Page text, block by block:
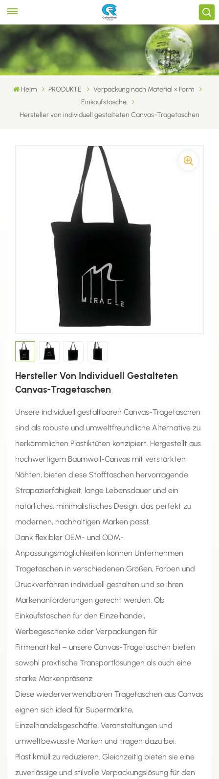
Heim PRODUKTE
Verpackung nach Material × Form
Einkaufstasche
Hersteller von individuell gestalteten Canvas-Tragetaschen
Hersteller Von Individuell Gestalteten
Canvas-Tragetaschen
Unsere individuell gestaltbaren Canvas-Tragetaschen
sind als robuste und umweltfreundliche Alternative zu
herkömmlichen Plastiktüten konzipiert. Hergestellt aus
hochwertigem Baumwoll-Canvas mit verstärkten
Nähten, bieten diese Stofftaschen hervorragende
Strapazierfähigkeit, lange Lebensdauer und ein
natürliches, minimalistisches Design, das perfekt zu
modernen, nachhaltigen Marken passt.
Dank flexibler OEM- und ODM-
Anpassungsmöglichkeiten können Unternehmen
Tragetaschen in verschiedenen Größen, Farben und
Druckverfahren individuell gestalten und so ihren
Markenanforderungen gerecht werden. Ob
Einkaufstaschen für den Einzelhandel,
Werbegeschenke oder Verpackungen für
Firmenartikel – unsere Canvas-Tragetaschen bieten
sowohl praktische Transportlösungen als auch eine
starke Markenpräsenz.
Diese wiederverwendbaren Tragetaschen aus Canvas
eignen sich ideal für Supermärkte,
Einzelhandelsgeschäfte, Veranstaltungen und
umweltbewusste Marken und tragen dazu bei,
Plastikmüll zu reduzieren. Gleichzeitig bieten sie eine
zuverlässige und stilvolle Verpackungslösung für den